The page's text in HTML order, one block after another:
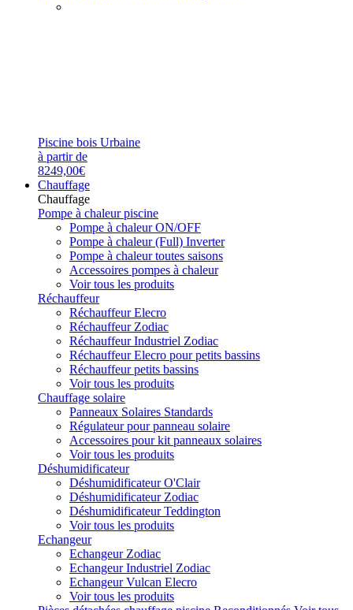
Piscine bois Urbaine
à partir de
8249,00€
Chauffage
Chauffage
Pompe à chaleur piscine
Pompe à chaleur ON/OFF
Pompe à chaleur (Full) Inverter
Pompe à chaleur toutes saisons
Accessoires pompes à chaleur
Voir tous les produits
Réchauffeur
Réchauffeur Elecro
Réchauffeur Zodiac
Réchauffeur Industriel Zodiac
Réchauffeur Elecro pour petits bassins
Réchauffeur petits bassins
Voir tous les produits
Chauffage solaire
Panneaux Solaires Standards
Régulateur pour panneau solaire
Accessoires pour kit panneaux solaires
Voir tous les produits
Déshumidificateur
Déshumidificateur O'Clair
Déshumidificateur Zodiac
Déshumidificateur Teddington
Voir tous les produits
Echangeur
Echangeur Zodiac
Echangeur Industriel Zodiac
Echangeur Vulcan Elecro
Voir tous les produits